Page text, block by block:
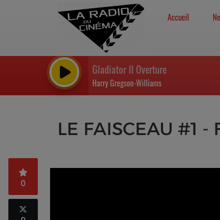
Accueil
Gladiator II Overture
Harry Gregson-Williams
LE FAISCEAU #1
0